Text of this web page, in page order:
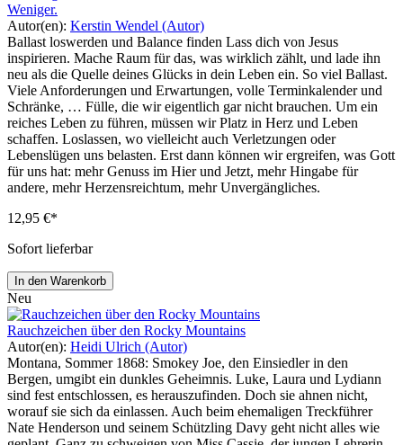
Weniger.
Autor(en): Kerstin Wendel (Autor)
Ballast loswerden und Balance finden Lass dich von Jesus
inspirieren. Mache Raum für das, was wirklich zählt, und lade ihn
neu als die Quelle deines Glücks in dein Leben ein. So viel Ballast.
Viele Anforderungen und Erwartungen, volle Terminkalender und
Schränke, … Fülle, die wir eigentlich gar nicht brauchen. Um ein
reiches Leben zu führen, müssen wir Platz in Herz und Leben
schaffen. Loslassen, wo vielleicht auch Verletzungen oder
Lebenslügen uns belasten. Erst dann können wir ergreifen, was Gott
für uns hat: mehr Genuss im Hier und Jetzt, mehr Hingabe für
andere, mehr Herzensreichtum, mehr Unvergängliches.
12,95 €*
Sofort lieferbar
In den Warenkorb
Neu
Rauchzeichen über den Rocky Mountains
Autor(en): Heidi Ulrich (Autor)
Montana, Sommer 1868: Smokey Joe, den Einsiedler in den
Bergen, umgibt ein dunkles Geheimnis. Luke, Laura und Lydiann
sind fest entschlossen, es herauszufinden. Doch sie ahnen nicht,
worauf sie sich da einlassen. Auch beim ehemaligen Treckführer
Nate Henderson und seinem Schützling Davy geht nicht alles wie